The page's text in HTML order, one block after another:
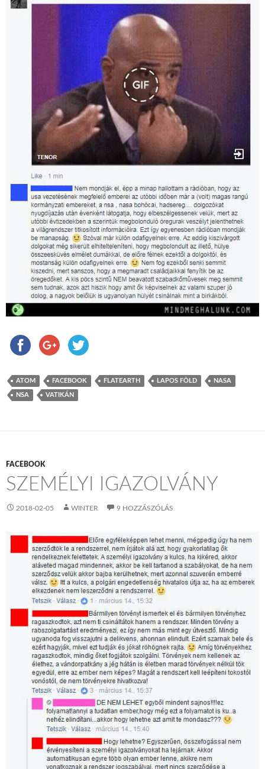
ATOM FACEBOOK FLATEARTH LAPOS FÖLD NASA
NSA VATIKÁN
FACEBOOK
SZEMÉLYI IGAZOLVÁNY
2018-02-05 WINTER 9 HOZZÁSZÓLÁS